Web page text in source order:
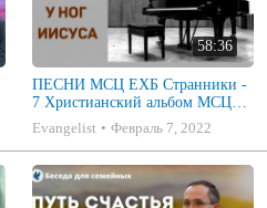
58:36
ПЕСНИ МСЦ ЕХБ Странники -
7 Христианский альбом МСЦ
ЕХБ
Evangelist Февраль 7, 2022